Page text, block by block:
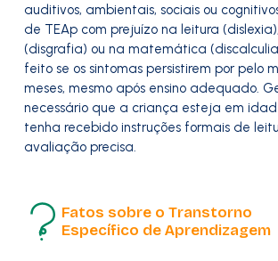
auditivos, ambientais, sociais ou
de TEAp com prejuízo na leitura
(disgrafia) ou na matemática
feito se os sintomas persistirem por pelo
meses, mesmo após ensino adequado.
necessário que a criança esteja em
tenha recebido instruções formais de
avaliação precisa.
Fatos sobre o Transtorno
Específico de Aprendizagem